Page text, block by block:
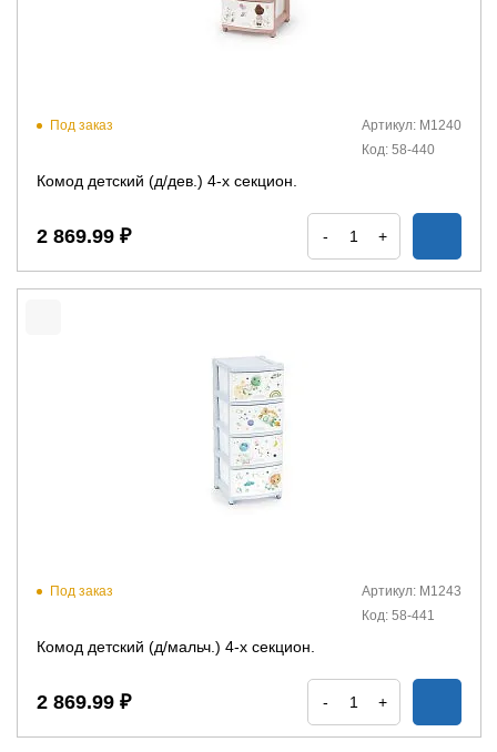
Под заказ
Артикул: М1240
Код: 58-440
Комод детский (д/дев.) 4-х секцион.
2 869.99 ₽ - +
Под заказ
Артикул: М1243
Код: 58-441
Комод детский (д/мальч.) 4-х секцион.
2 869.99 ₽ - +